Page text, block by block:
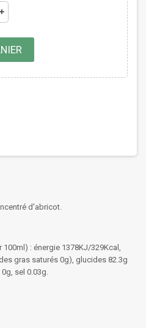
d'abricot.
: énergie 1378KJ/329Kcal,
gras saturés 0g), glucides 82.3g
sel 0.03g.